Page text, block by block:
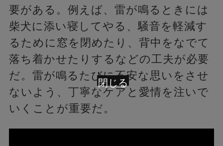
要がある。例えば、雷が鳴るときには
柴犬に添い寝してやる、騒音を軽減す
るために窓を閉めたり、背中をなでて
落ち着かせたりするなどの工夫が必要
だ。雷が鳴るたびに不安な思いをさせ
ないよう、丁寧なケアと愛情を注いで
いくことが重要だ。
閉じる